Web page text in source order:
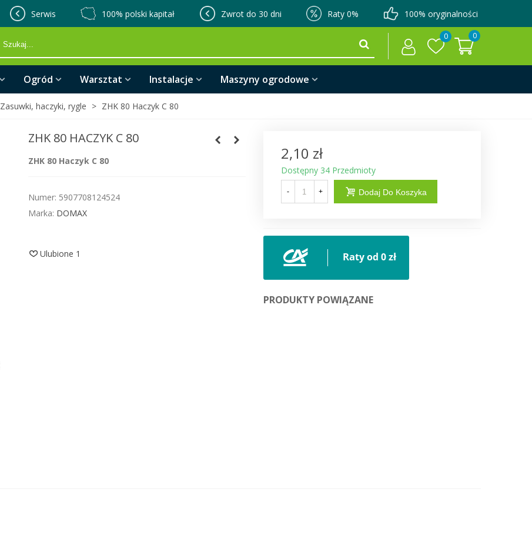
Serwis 100% polski kapitał Zwrot do 30 dni Raty 0% 100% oryginalności
0 0
Ogród Warsztat Instalacje Maszyny ogrodowe
Zasuwki, haczyki, rygle > ZHK 80 Haczyk C 80
ZHK 80 HACZYK C 80
ZHK 80 Haczyk C 80
Numer: 5907708124524
Marka: DOMAX
Ulubione 1
2,10 zł
Dostępny 34 Przedmioty
- + Dodaj Do Koszyka
PRODUKTY POWIĄZANE